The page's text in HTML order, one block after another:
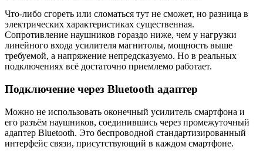
Что-либо сгореть или сломаться тут не сможет, но разница в
электрических характеристиках существенная.
Сопротивление наушников гораздо ниже, чем у нагрузки
линейного входа усилителя магнитолы, мощность выше
требуемой, а напряжение непредсказуемо. Но в реальных
подключениях всё достаточно приемлемо работает.
Подключение через Bluetooth адаптер
Можно не использовать оконечный усилитель смартфона и
его разъём наушников, соединившись через промежуточный
адаптер Bluetooth. Это беспроводной стандартизированный
интерфейс связи, присутствующий в каждом смартфоне.